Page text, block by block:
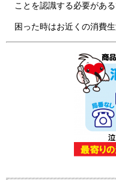
ことを認識する必要がある
困った時はお近くの消費